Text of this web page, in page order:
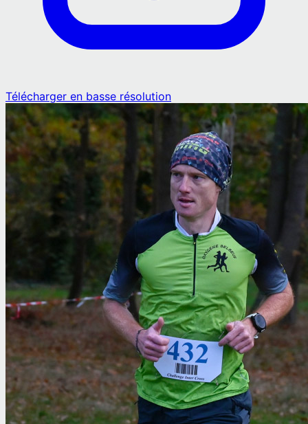
Télécharger en basse résolution